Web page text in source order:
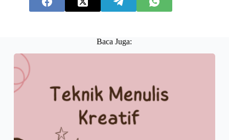
Baca Juga: